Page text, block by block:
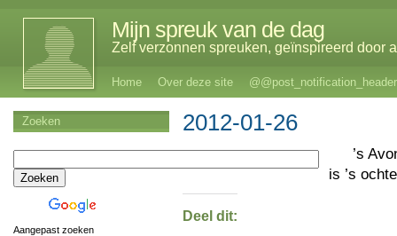
Mijn spreuk van de dag
Zelf verzonnen spreuken, geïnspireerd door
Home Over deze site @@post_notification_header
2012-01-26
’s
is ’s
Deel dit:
Zoeken
Aangepast zoeken